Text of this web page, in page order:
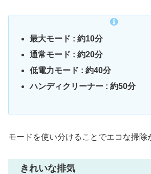
最大モード : 約10分
通常モード : 約20分
低電力モード : 約40分
ハンディクリーナー : 約50分
モードを使い分けることでエコな掃除
きれいな排気